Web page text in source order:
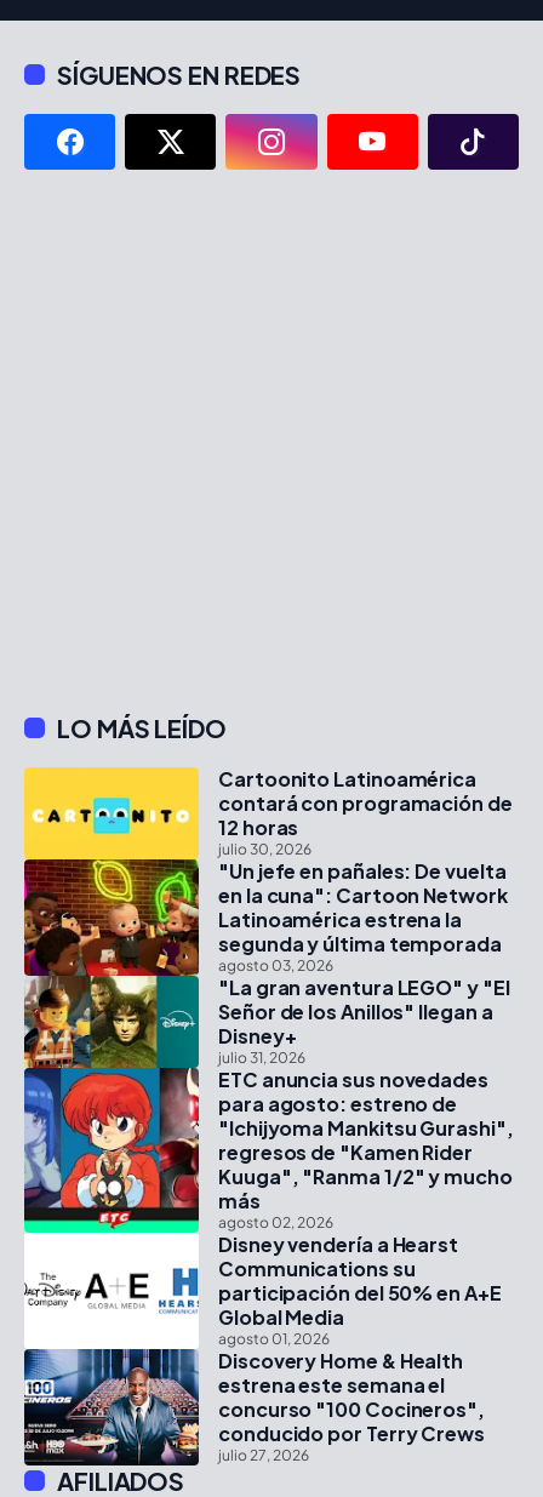
SÍGUENOS EN REDES
LO MÁS LEÍDO
Cartoonito Latinoamérica
contará con programación de
12 horas
julio 30, 2026
"Un jefe en pañales: De vuelta
en la cuna": Cartoon Network
Latinoamérica estrena la
segunda y última temporada
agosto 03, 2026
"La gran aventura LEGO" y "El
Señor de los Anillos" llegan a
Disney+
julio 31, 2026
ETC anuncia sus novedades
para agosto: estreno de
"Ichijyoma Mankitsu Gurashi",
regresos de "Kamen Rider
Kuuga", "Ranma 1/2" y mucho
más
agosto 02, 2026
Disney vendería a Hearst
Communications su
participación del 50% en A+E
Global Media
agosto 01, 2026
Discovery Home & Health
estrena este semana el
concurso "100 Cocineros",
conducido por Terry Crews
julio 27, 2026
AFILIADOS